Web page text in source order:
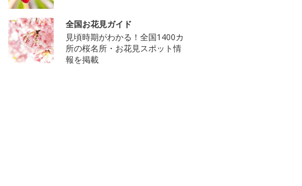
全国お花見ガイド
見頃時期がわかる！全国1400カ
所の桜名所・お花見スポット情
報を掲載